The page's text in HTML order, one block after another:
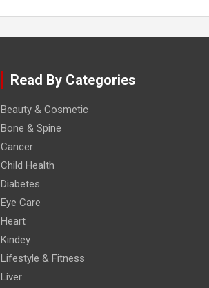
Read By Categories
Beauty & Cosmetic
Bone & Spine
Cancer
Child Health
Diabetes
Eye Care
Heart
Kindey
Lifestyle & Fitness
Liver